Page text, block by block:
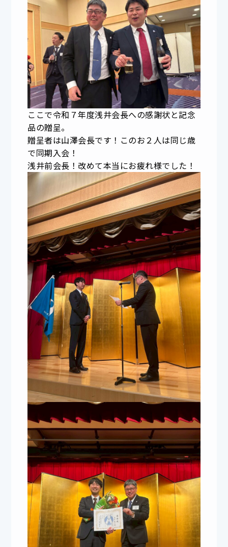
ここで令和７年度浅井会長への感謝状と記念
品の贈呈。
贈呈者は山澤会長です！このお２人は同じ歳
で同期入会！
浅井前会長！改めて本当にお疲れ様でした！